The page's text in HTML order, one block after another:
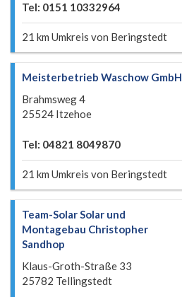
Tel: 0151 10332964
21 km Umkreis von Beringstedt
Meisterbetrieb Waschow GmbH
Brahmsweg 4
25524 Itzehoe
Tel: 04821 8049870
21 km Umkreis von Beringstedt
Team-Solar Solar und
Montagebau Christopher
Sandhop
Klaus-Groth-Straße 33
25782 Tellingstedt